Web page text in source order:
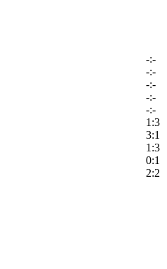
-:-
-:-
-:-
-:-
-:-
1:3
3:1
1:3
0:1
2:2